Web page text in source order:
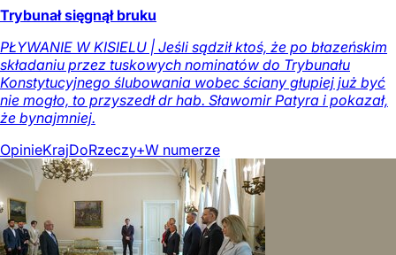
Trybunał sięgnął bruku
PŁYWANIE W KISIELU | Jeśli sądził ktoś, że po błazeńskim
składaniu przez tuskowych nominatów do Trybunału
Konstytucyjnego ślubowania wobec ściany głupiej już być
nie mogło, to przyszedł dr hab. Sławomir Patyra i pokazał,
że bynajmniej.
OpinieKrajDoRzeczy+W numerze